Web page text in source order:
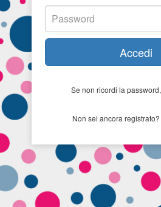
Accedi
Se non ricordi la password,
Non sei ancora registrato?